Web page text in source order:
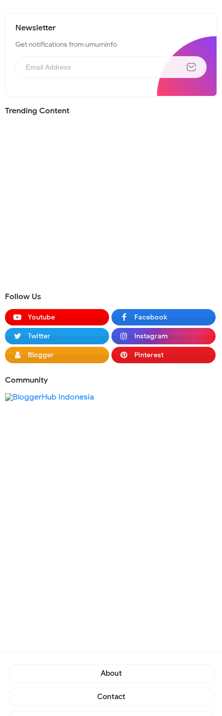
Newsletter
Get notifications from umuminfo
Trending Content
Follow Us
Youtube Facebook
Twitter Instagram
Blogger Pinterest
Community
About
Contact